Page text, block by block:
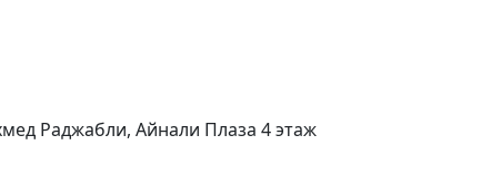
Раджабли, Айнали Плаза 4 этаж